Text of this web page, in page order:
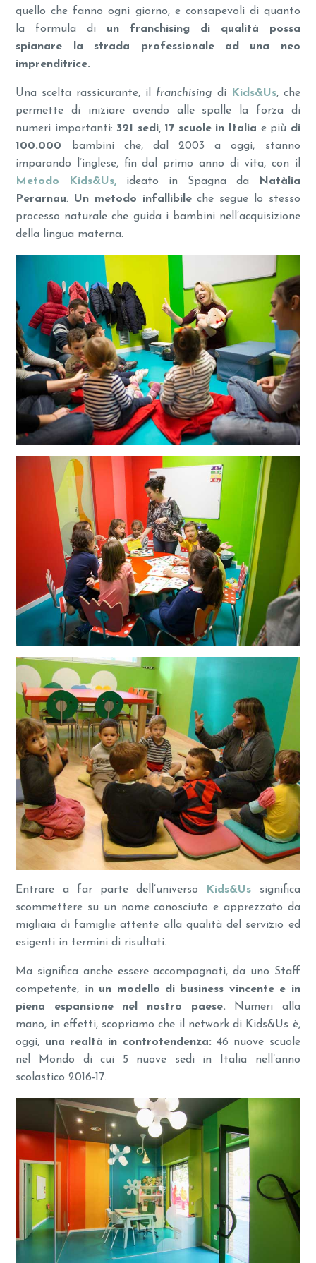
quello che fanno ogni giorno, e consapevoli di quanto
la formula di un franchising di qualità possa
spianare la strada professionale ad una neo
imprenditrice.
Una scelta rassicurante, il franchising di Kids&Us, che
permette di iniziare avendo alle spalle la forza di
numeri importanti: 321 sedi, 17 scuole in Italia e più di
100.000 bambini che, dal 2003 a oggi, stanno
imparando l’inglese, fin dal primo anno di vita, con il
Metodo Kids&Us, ideato in Spagna da
Natàlia
Perarnau. Un metodo infallibileche segue lo stesso
processo naturale che guida i bambini nell’acquisizione
della lingua materna.
Entrare a far parte dell’universo Kids&Us significa
scommettere su un nome conosciuto e apprezzato da
migliaia di famiglie attente alla qualità del servizio ed
esigenti in termini di risultati.
Ma significa anche essere accompagnati, da uno Staff
competente, in un modello di business vincente e in
piena espansione nel nostro paese. Numeri alla
mano, in effetti, scopriamo che il network di Kids&Us è,
oggi, una realtà in controtendenza: 46 nuove scuole
nel Mondo di cui 5 nuove sedi in Italia nell’anno
scolastico 2016-17.